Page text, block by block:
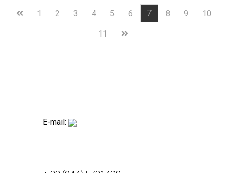
1 2 3 4 5 6 7 8 9 10
11
E-mail: